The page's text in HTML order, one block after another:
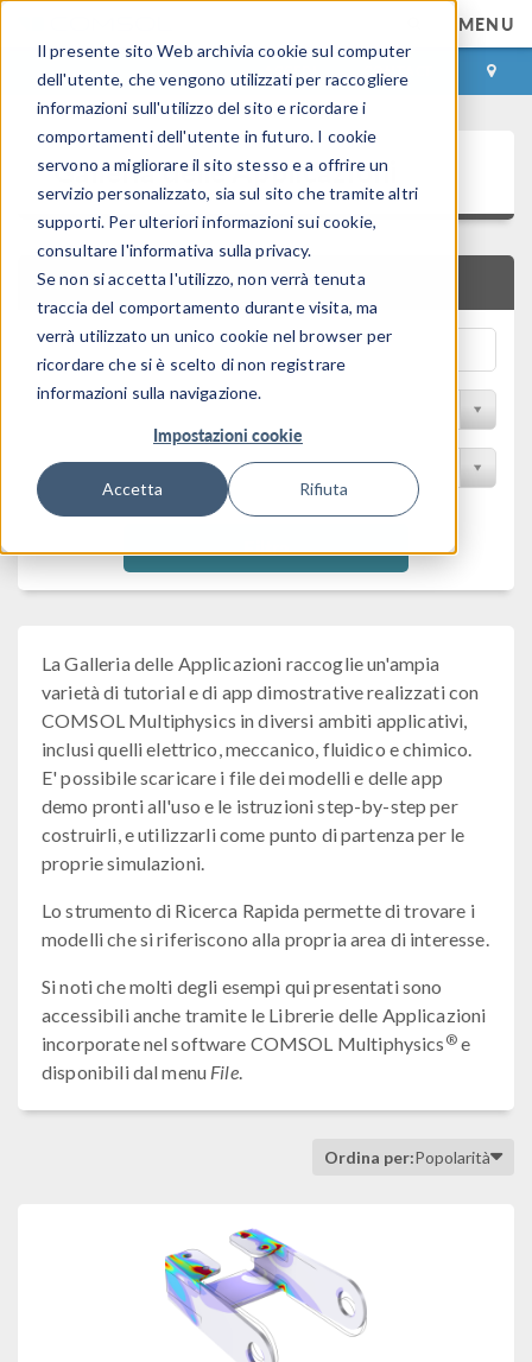
Il presente sito Web archivia cookie sul computer
dell'utente, che vengono utilizzati per raccogliere
informazioni sull'utilizzo del sito e ricordare i
comportamenti dell'utente in futuro. I cookie
servono a migliorare il sito stesso e a offrire un
servizio personalizzato, sia sul sito che tramite altri
supporti. Per ulteriori informazioni sui cookie,
consultare l'informativa sulla privacy.
Se non si accetta l'utilizzo, non verrà tenuta
traccia del comportamento durante visita, ma
verrà utilizzato un unico cookie nel browser per
ricordare che si è scelto di non registrare
informazioni sulla navigazione.
Impostazioni cookie
Accetta Rifiuta
MENU
ACCEDI CONTACT
Galleria delle Applicazioni
RICERCA RAPIDA
Filtra per Prodotto
Filtra
La Galleria delle Applicazioni raccoglie un'ampia
varietà di tutorial e di app dimostrative realizzati con
COMSOL Multiphysics in diversi ambiti applicativi,
inclusi quelli elettrico, meccanico, fluidico e chimico.
E' possibile scaricare i file dei modelli e delle app
demo pronti all'uso e le istruzioni step-by-step per
costruirli, e utilizzarli come punto di partenza per le
proprie simulazioni.
Lo strumento di Ricerca Rapida permette di trovare i
modelli che si riferiscono alla propria area di interesse.
Si noti che molti degli esempi qui presentati sono
accessibili anche tramite le Librerie delle Applicazioni
incorporate nel software COMSOL Multiphysics ®e
disponibili dal menu File.
Ordina per:Popolarità